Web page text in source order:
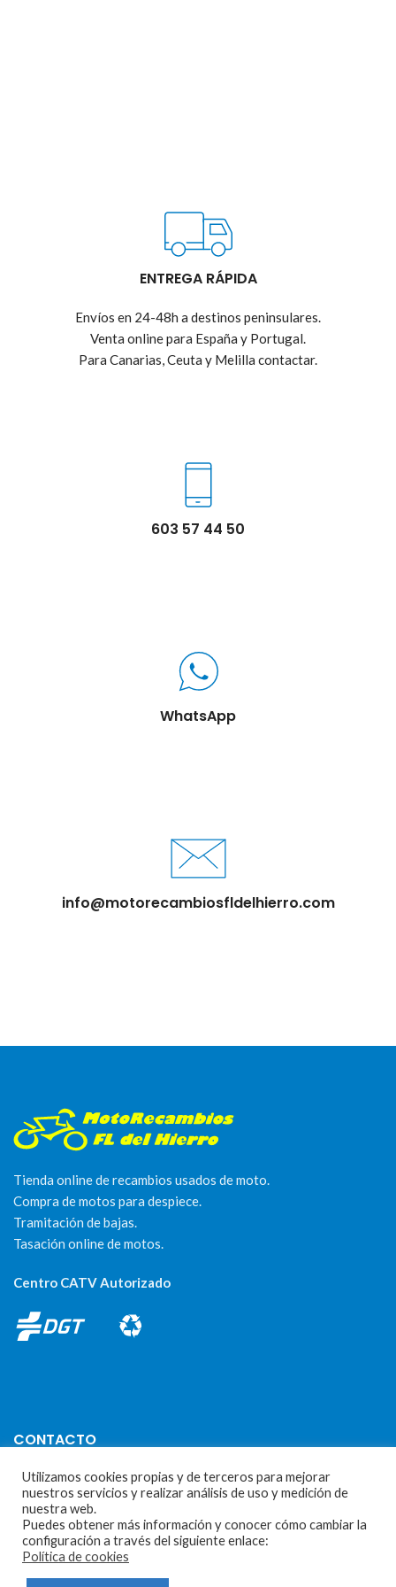
ENTREGA RÁPIDA
Envíos en 24-48h a destinos peninsulares.
Venta online para España y Portugal.
Para Canarias, Ceuta y Melilla contactar.
603 57 44 50
WhatsApp
info@motorecambiosfldelhierro.com
Tienda online de recambios usados de moto.
Compra de motos para despiece.
Tramitación de bajas.
Tasación online de motos.
Centro CATV Autorizado
CONTACTO
Parque Empresarial Las Condas , Nave 1
05440 Piedralaves-Ávila
603 57 44 50
Utilizamos cookies propias y de terceros para mejorar
nuestros servicios y realizar análisis de uso y medición de
nuestra web.
Puedes obtener más información y conocer cómo cambiar la
configuración a través del siguiente enlace:
Política de cookies